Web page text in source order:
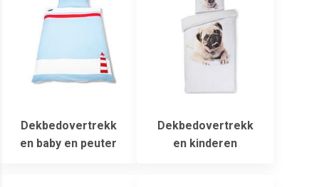
Dekbedovertrekk
en baby en peuter
Dekbedovertrekk
en kinderen